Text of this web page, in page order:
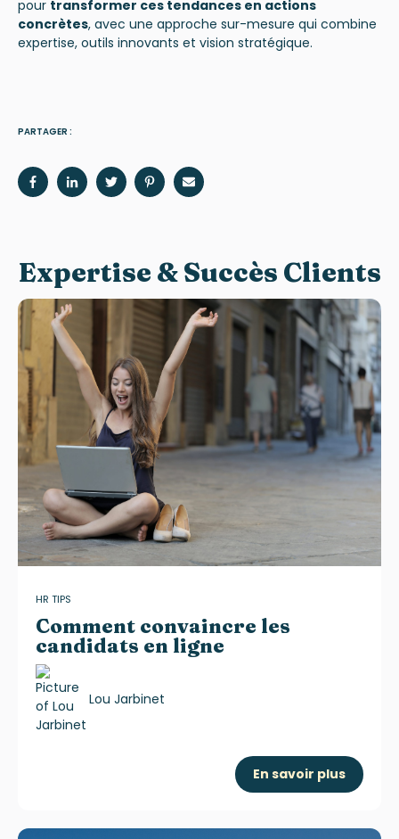
pour transformer ces tendances en actions
concrètes, avec une approche sur-mesure qui combine
expertise, outils innovants et vision stratégique.
PARTAGER :
Expertise & Succès Clients
HR TIPS
Comment convaincre les
candidats en ligne
Lou Jarbinet
En savoir plus